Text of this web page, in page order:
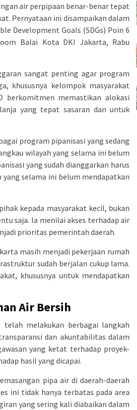
air perpipaan benar-benar tepat
Pernyataan ini disampaikan dalam
Development Goals (SDGs) Poin 6
Balai Kota DKI Jakarta, Rabu
sangat penting agar program
khususnya kelompok masyarakat
berkomitmen memastikan alokasi
yang tepat sasaran dan untuk
program pipanisasi yang sedang
wilayah yang selama ini belum
yang sudah dianggarkan harus
selama ini belum mendapatkan
kepada masyarakat kecil, bukan
saja. Ia menilai akses terhadap air
prioritas pemerintah daerah.
masih menjadi pekerjaan rumah
sudah berjalan cukup lama.
khususnya untuk mendapatkan
Air Bersih
melakukan berbagai langkah
dan akuntabilitas dalam
yang ketat terhadap proyek-
hasil yang dicapai.
pipa air di daerah-daerah
ini tidak hanya terbatas pada area
yang sering kali diabaikan dalam